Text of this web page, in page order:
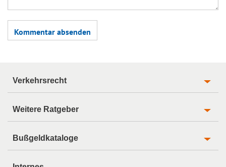
Verkehrsrecht
Weitere Ratgeber
Bußgeldkataloge